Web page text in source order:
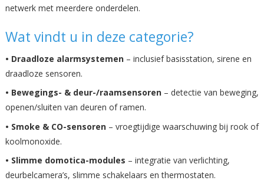
netwerk met meerdere onderdelen.
Wat vindt u in deze categorie?
• Draadloze alarmsystemen– inclusief basisstation, sirene en
draadloze sensoren.
• Bewegings- & deur-/raamsensoren– detectie van beweging,
openen/sluiten van deuren of ramen.
• Smoke & CO-sensoren– vroegtijdige waarschuwing bij rook of
koolmonoxide.
• Slimme domotica-modules – integratie van verlichting,
deurbelcamera’s, slimme schakelaars en thermostaten.